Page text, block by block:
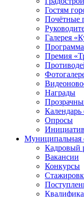
Гостям
Почётные
Галерея
Премия
Награды
Опросы
Муниципальная
Кадровый
Вакансии
Конкурсы